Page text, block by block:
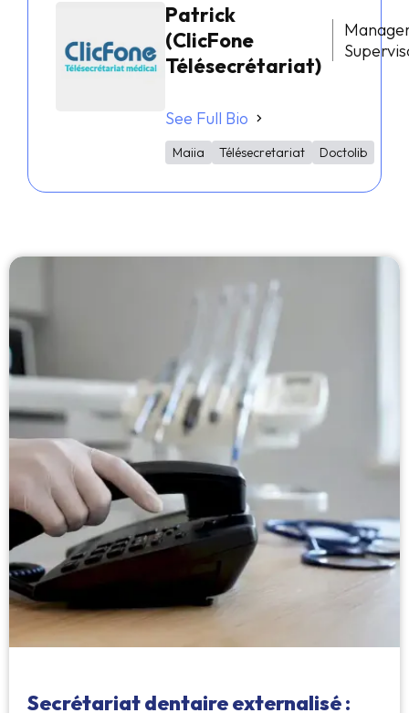
Patrick
(ClicFone
Télésecrétariat)
See Full Bio
Maiia Télésecretariat Doctolib
Secrétariat dentaire externalisé :